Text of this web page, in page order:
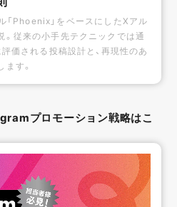
「Phoenix」をベースにしたXアル
従来の小手先テクニックでは通
価される投稿設計と、再現性のあ
す。
プロモーション戦略はこ